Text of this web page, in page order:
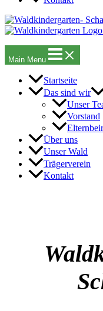
Main Menu
Startseite
Das sind wir
Unser
Vorstand
Über uns
Unser Wald
Trägerverein
Kontakt